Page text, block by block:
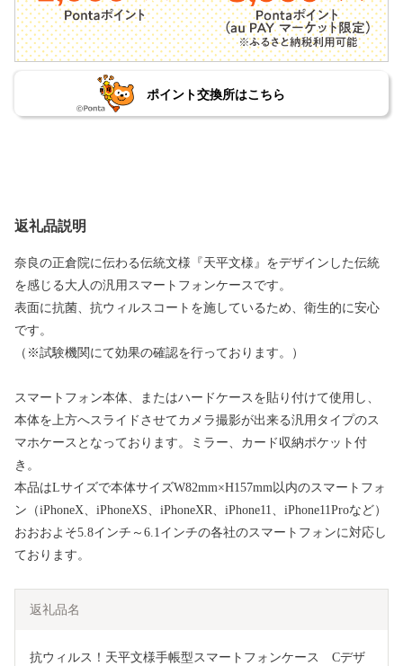
ポイント交換所はこちら
返礼品説明
奈良の正倉院に伝わる伝統文様『天平文様』をデザインした伝統
を感じる大人の汎用スマートフォンケースです。
表面に抗菌、抗ウィルスコートを施しているため、衛生的に安心
です。
（※試験機関にて効果の確認を行っております。）
スマートフォン本体、またはハードケースを貼り付けて使用し、
本体を上方へスライドさせてカメラ撮影が出来る汎用タイプのス
マホケースとなっております。ミラー、カード収納ポケット付
き。
本品はLサイズで本体サイズW82mm×H157mm以内のスマートフォ
ン（iPhoneX、iPhoneXS、iPhoneXR、iPhone11、iPhone11Proなど）
おおおよそ5.8インチ～6.1インチの各社のスマートフォンに対応し
ております。
返礼品名
抗ウィルス！天平文様手帳型スマートフォンケース　Cデザ